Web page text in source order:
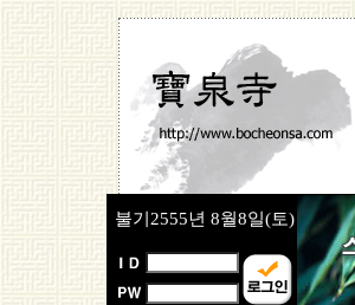
불기2555년 8월8일(토)